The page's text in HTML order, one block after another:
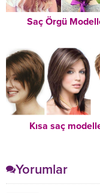
Saç Örgü
Kısa saç
Yorumlar